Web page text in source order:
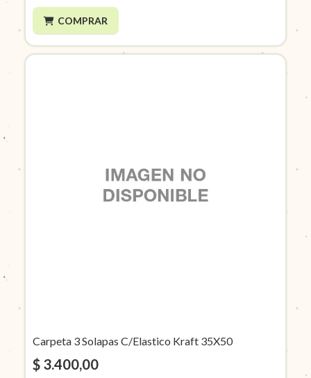
COMPRAR
Carpeta 3 Solapas C/Elastico Kraft 35X50
$ 3.400,00